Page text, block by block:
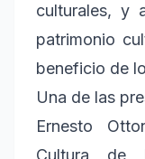
culturales, y
patrimonio
beneficio de
Una de las
Ernesto
Cultura de